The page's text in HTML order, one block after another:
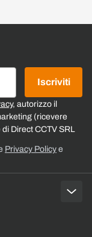
, autorizzo il
(ricevere
Direct CCTV SRL
Iscriviti
Privacy Policy e